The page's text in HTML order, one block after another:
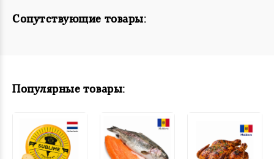
Сопутствующие товары:
Популярные товары: